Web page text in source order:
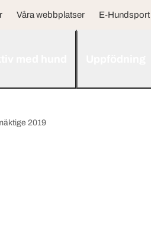
Våra webbplatser E-Hundsport
2019